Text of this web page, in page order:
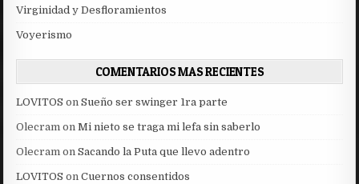
Virginidad y Desfloramientos
Voyerismo
COMENTARIOS MAS RECIENTES
LOVITOS onSueño ser swinger 1ra parte
Olecram onMi nieto se traga mi lefa sin saberlo
Olecram onSacando la Puta que llevo adentro
LOVITOS onCuernos consentidos